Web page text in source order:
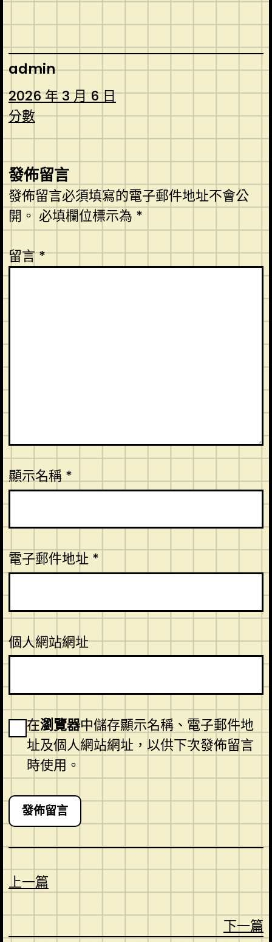
admin
2026 年 3 月 6 日
分數
發佈留言
發佈留言必須填寫的電子郵件地址不會公
開。 必填欄位標示為 *
留言*
顯示名稱*
電子郵件地址 *
個人網站網址
在瀏覽器中儲存顯示名稱、電子郵件地
址及個人網站網址，以供下次發佈留言
時使用。
上一篇
下一篇